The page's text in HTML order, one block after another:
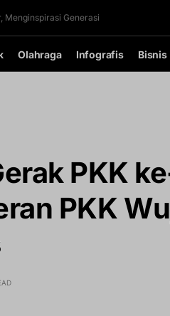
Menginspirasi Generasi
Olahraga Infografis Bisnis
PKK
PKK